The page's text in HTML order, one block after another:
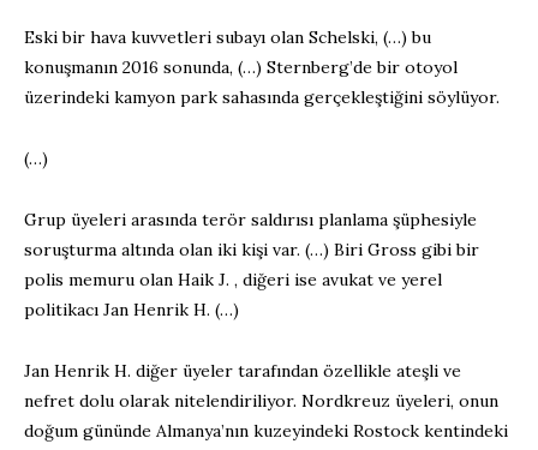
Eski bir hava kuvvetleri subayı olan Schelski, (…) bu
konuşmanın 2016 sonunda, (…) Sternberg’de bir otoyol
üzerindeki kamyon park sahasında gerçekleştiğini söylüyor.
(…)
Grup üyeleri arasında terör saldırısı planlama şüphesiyle
soruşturma altında olan iki kişi var. (…) Biri Gross gibi bir
polis memuru olan Haik J. , diğeri ise avukat ve yerel
politikacı Jan Henrik H. (…)
Jan Henrik H. diğer üyeler tarafından özellikle ateşli ve
nefret dolu olarak nitelendiriliyor. Nordkreuz üyeleri, onun
doğum gününde Almanya’nın kuzeyindeki Rostock kentindeki